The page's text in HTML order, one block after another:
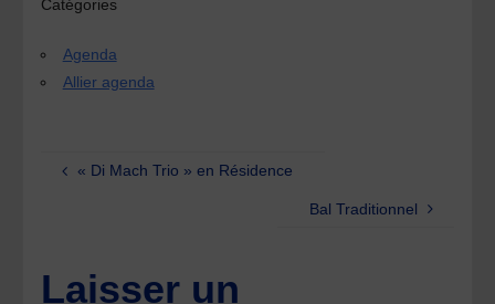
Catégories
Agenda
Allier agenda
« Di Mach Trio » en Résidence
Bal Traditionnel
Laisser un